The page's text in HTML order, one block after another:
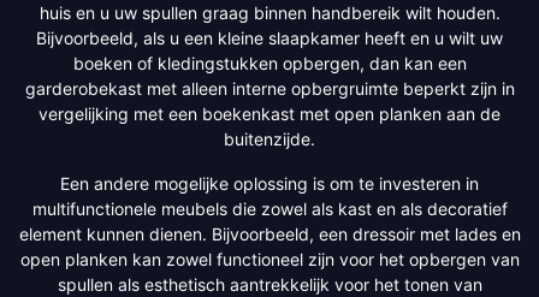
huis en u uw spullen graag binnen handbereik wilt houden.
Bijvoorbeeld, als u een kleine slaapkamer heeft en u wilt uw
boeken of kledingstukken opbergen, dan kan een
garderobekast met alleen interne opbergruimte beperkt zijn in
vergelijking met een boekenkast met open planken aan de
buitenzijde.
Een andere mogelijke oplossing is om te investeren in
multifunctionele meubels die zowel als kast en als decoratief
element kunnen dienen. Bijvoorbeeld, een dressoir met lades en
open planken kan zowel functioneel zijn voor het opbergen van
spullen als esthetisch aantrekkelijk voor het tonen van